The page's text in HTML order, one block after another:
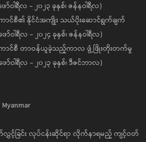
ာ်ဝါရီလ - ၂၀၂၃ ခုနှစ်၊ ဇန်နဝါရီလ)
ောင်စီ၏ နိုင်ငံအကျိုး သယ်ပိုးဆောင်ရွက်ချက်
ာ်ဝါရီလ - ၂၀၂၄ ခုနှစ်၊ ဇန်နဝါရီလ)
ကောင်စီ တာဝန်ယူခဲ့သည့်ကာလ ဖွံ့ဖြိုးတိုးတက်မှု
ာ်ဝါရီလ - ၂၀၂၃ ခုနှစ်၊ ဒီဇင်ဘာလ)
င့်ခြင်း လုပ်ငန်းဆိုင်ရာ လိုက်နာရမည့် ကျင့်ဝတ်